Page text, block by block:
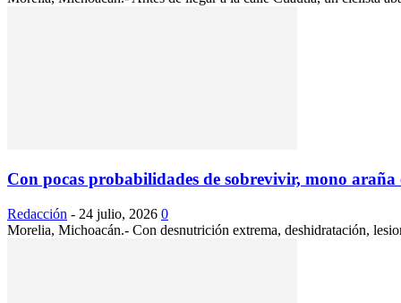
Con pocas probabilidades de sobrevivir, mono araña
Redacción - 24 julio, 2026 0
Morelia, Michoacán.- Con desnutrición extrema, deshidratación,